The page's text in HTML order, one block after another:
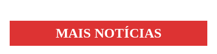
MAIS NOTÍCIAS